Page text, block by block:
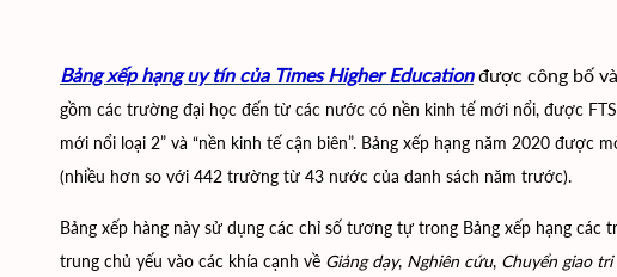
Bảng xếp hạng uy tín của Times Higher Educationđược công bố
gồm các trường đại học đến từ các nước có nền kinh tế mới nổi, được
mới nổi loại 2” và “nền kinh tế cận biên”. Bảng xếp hạng năm 2020
(nhiều hơn so với 442 trường từ 43 nước của danh sách năm trước).
Bảng xếp hàng này sử dụng các chỉ số tương tự trong Bảng xếp hạng
trung chủ yếu vào các khía cạnh về Giảng dạy, Nghiên cứu, Chuyển giao